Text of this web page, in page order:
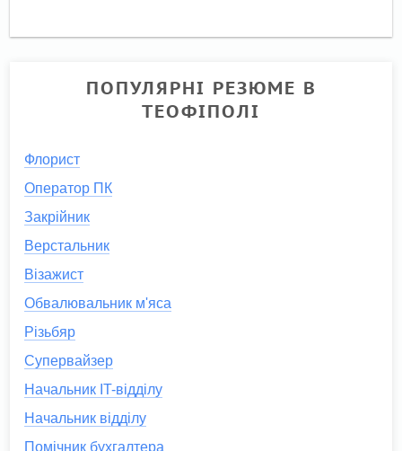
ПОПУЛЯРНІ РЕЗЮМЕ В
ТЕОФІПОЛІ
Флорист
Оператор ПК
Закрійник
Верстальник
Візажист
Обвалювальник м'яса
Різьбяр
Супервайзер
Начальник IT-відділу
Начальник відділу
Помічник бухгалтера